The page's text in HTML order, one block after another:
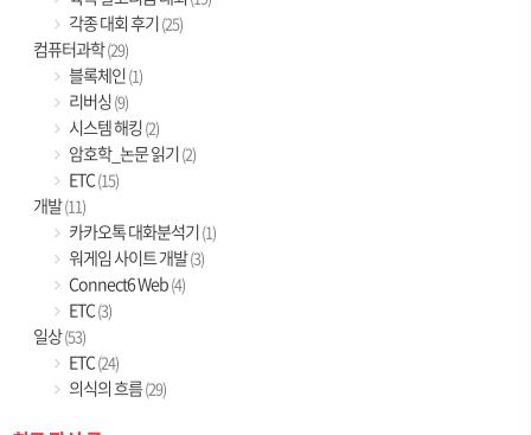
각종 대회 후기(25)
컴퓨터과학(29)
블록체인(1)
리버싱(9)
시스템 해킹(2)
암호학_논문 읽기(2)
ETC(15)
개발(11)
카카오톡 대화분석기(1)
워게임 사이트 개발(3)
Connect6 Web(4)
ETC(3)
일상(53)
ETC(24)
의식의 흐름(29)